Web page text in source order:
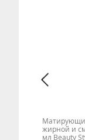
жирной и
мл Beauty